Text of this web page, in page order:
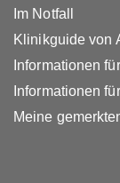
Im Notfall
Klinikguide von
Informationen
Informationen
Meine